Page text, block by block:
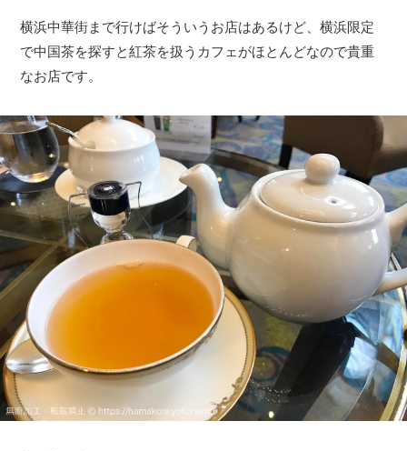
横浜中華街まで行けばそういうお店はあるけど、横浜限定
で中国茶を探すと紅茶を扱うカフェがほとんどなので貴重
なお店です。